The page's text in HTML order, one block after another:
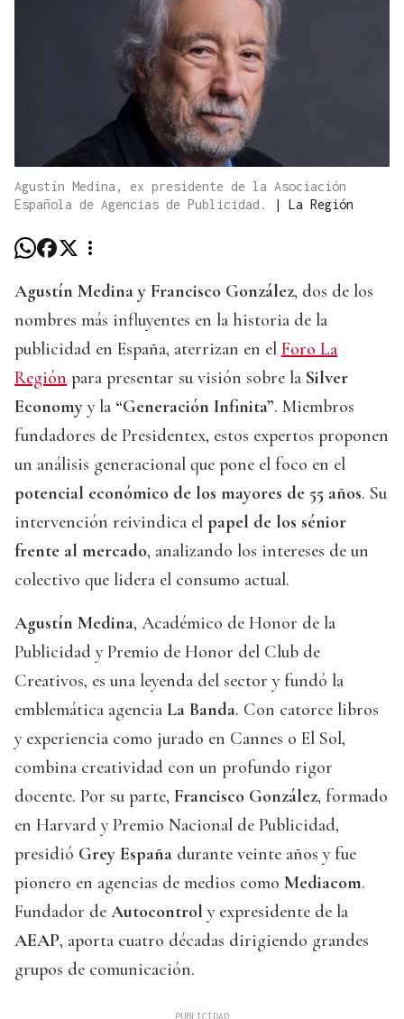
Agustín Medina, ex presidente de la Asociación
Española de Agencias de Publicidad.
| La Región
Agustín Medina y Francisco González, dos de los
nombres más influyentes en la historia de la
publicidad en España, aterrizan en el Foro La
Región para presentar su visión sobre la Silver
Economy y la “Generación Infinita”. Miembros
fundadores de Presidentex, estos expertos proponen
un análisis generacional que pone el foco en el
potencial económico de los mayores de 55 años. Su
intervención reivindica el papel de los sénior
frente al mercado, analizando los intereses de un
colectivo que lidera el consumo actual.
Agustín Medina, Académico de Honor de la
Publicidad y Premio de Honor del Club de
Creativos, es una leyenda del sector y fundó la
emblemática agencia La Banda. Con catorce libros
y experiencia como jurado en Cannes o El Sol,
combina creatividad con un profundo rigor
docente. Por su parte, Francisco González, formado
en Harvard y Premio Nacional de Publicidad,
presidió Grey España durante veinte años y fue
pionero en agencias de medios como Mediacom.
Fundador de Autocontrol y expresidente de la
AEAP, aporta cuatro décadas dirigiendo grandes
grupos de comunicación.